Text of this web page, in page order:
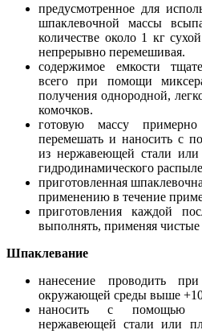
предусмотренное для
шпаклевочной массы
количестве около 1 кг
непрерывно перемешивая.
содержимое емкости
всего при помощи
получения однородной,
комочков.
готовую массу
перемешать и наносить с
из нержавеющей стали
гидродинамического
приготовленная
применению в течение
приготовления каждой
выполнять, применяя
Шпаклевание
нанесение проводить
окружающей среды выше
наносить с помощью
нержавеющей стали или